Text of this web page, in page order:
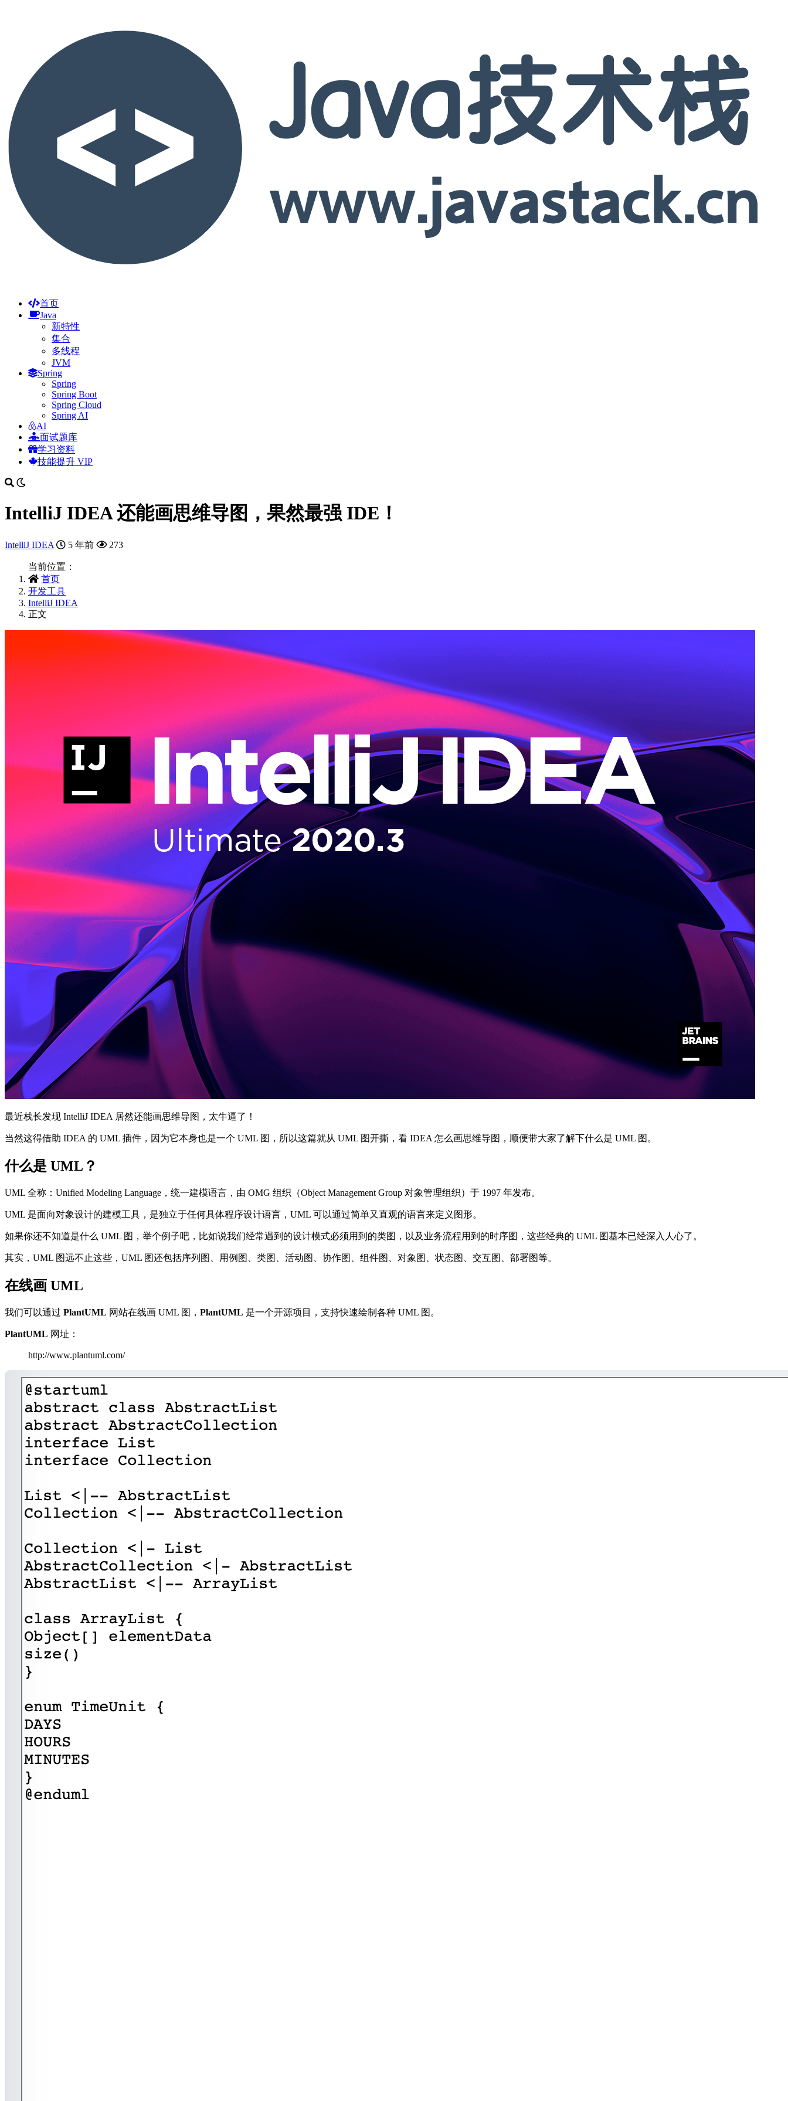
首页
Java
新特性
集合
多线程
JVM
Spring
Spring
Spring Boot
Spring Cloud
Spring AI
AI
面试题库
学习资料
技能提升 VIP
IntelliJ IDEA 还能画思维导图，果然最强 IDE！
IntelliJ IDEA 5 年前 273
当前位置：
首页
开发工具
IntelliJ IDEA
正文
最近栈长发现 IntelliJ IDEA 居然还能画思维导图，太牛逼了！
当然这得借助 IDEA 的 UML 插件，因为它本身也是一个 UML 图，所以这篇就从 UML 图开撕，看 IDEA 怎么画思维导图，顺便带大家了解下什么是 UML 图。
什么是 UML？
UML 全称：Unified Modeling Language，统一建模语言，由 OMG 组织（Object Management Group 对象管理组织）于 1997 年发布。
UML 是面向对象设计的建模工具，是独立于任何具体程序设计语言，UML 可以通过简单又直观的语言来定义图形。
如果你还不知道是什么 UML 图，举个例子吧，比如说我们经常遇到的设计模式必须用到的类图，以及业务流程用到的时序图，这些经典的 UML 图基本已经深入人心了。
其实，UML 图远不止这些，UML 图还包括序列图、用例图、类图、活动图、协作图、组件图、对象图、状态图、交互图、部署图等。
在线画 UML
我们可以通过 PlantUML 网站在线画 UML 图， PlantUML 是一个开源项目，支持快速绘制各种 UML 图。
PlantUML 网址：
http://www.plantuml.com/